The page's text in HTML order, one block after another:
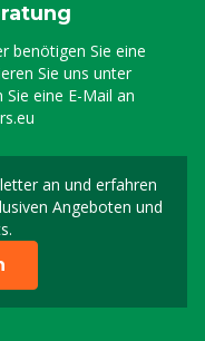
benötigen Sie eine
Sie uns unter
eine E-Mail an
an und erfahren
Angeboten und
Sie sich für